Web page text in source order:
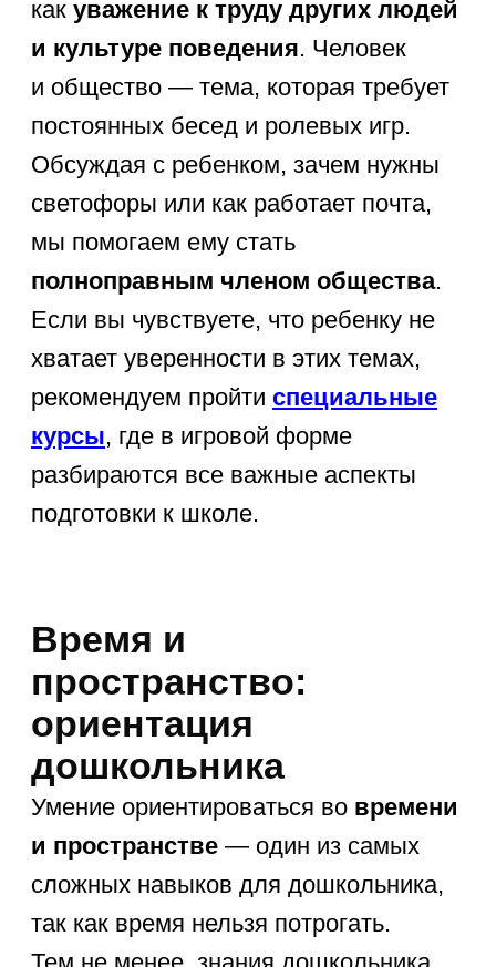
Что нужно растению, чтобы оно
не завяло?
Назови свой домашний адрес
Результаты такой домашней
диагностики помогут вам понять,
на какие темы стоит обратить больше
внимания во время прогулок или
чтения. Помните, что тестирование
дошкольника должно быть
бережным. Важно не количество
зазубренных фактов, а общее
развитие и любознательность. Если
вы видите, что ребенок затрудняется
с ответами на базовые вопросы, это
не повод для паники, а сигнал к тому,
чтобы добавить в вашу жизнь
больше познавательных книг
Чек-лист: знания по
возрастам (4, 5, 6,
7 лет)
Возрастные особенности определяют
глубину знаний ребенка.
То, что нормально для четырехлетки,
будет недостаточным для будущего
первоклассника. Ниже представлен
разделенный по годам. Это удобный
инструмент для самопроверки
родителей, который соответствует